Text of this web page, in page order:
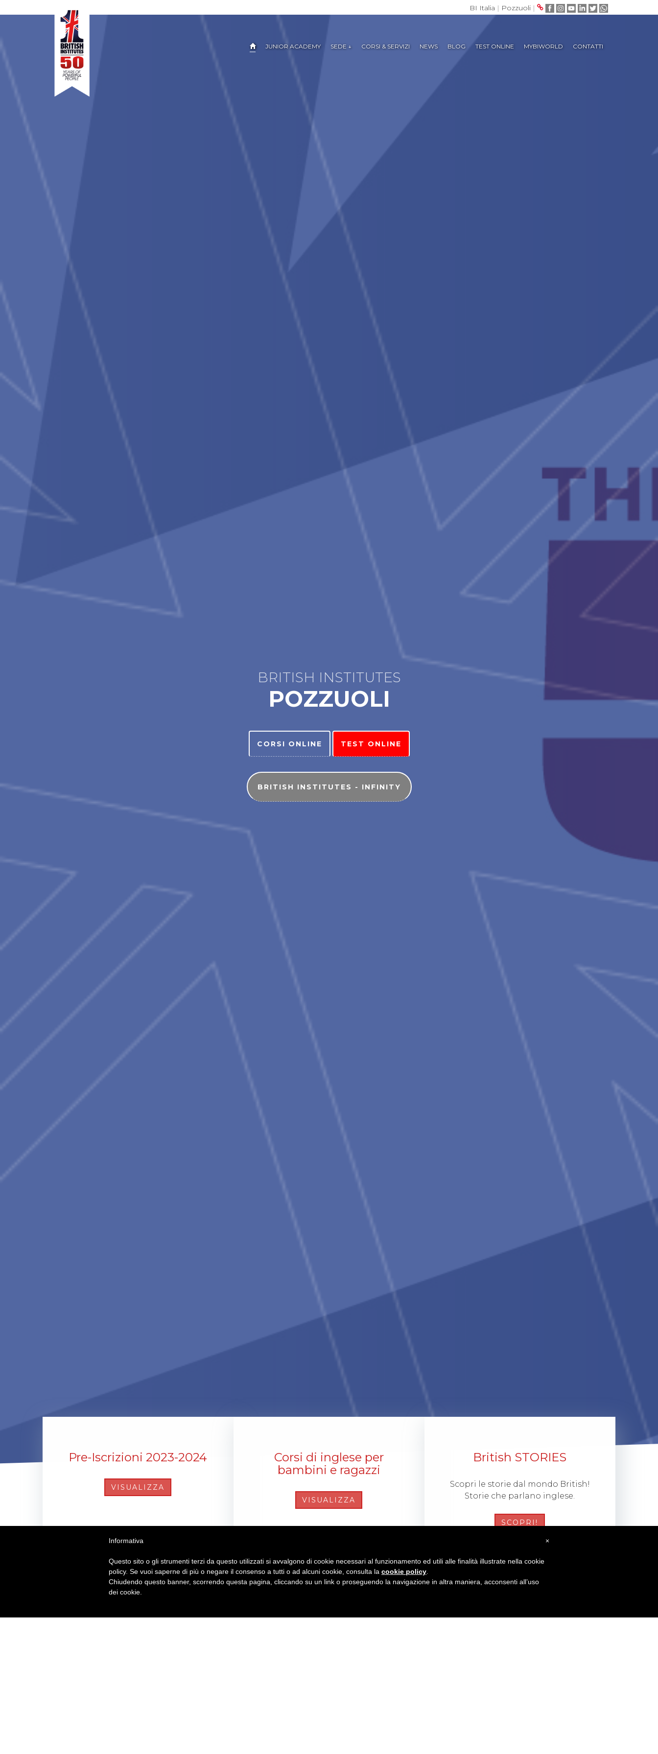
BI Italia | Pozzuoli |
JUNIOR ACADEMY SEDE ↓ CORSI & SERVIZI NEWS BLOG TEST ONLINE MYBIWORLD CONTATTI
BRITISH INSTITUTES
POZZUOLI
CORSI ONLINE TEST ONLINE
BRITISH INSTITUTES - INFINITY
Pre-Iscrizioni 2023-2024
VISUALIZZA
Corsi di inglese per
bambini e ragazzi
VISUALIZZA
British STORIES
Scopri le storie dal mondo British!
Storie che parlano inglese.
SCOPRI!
×
Informativa
Questo sito o gli strumenti terzi da questo utilizzati si avvalgono di cookie necessari al funzionamento ed utili alle finalità illustrate nella cookie
policy. Se vuoi saperne di più o negare il consenso a tutti o ad alcuni cookie, consulta la cookie policy
Chiudendo questo banner, scorrendo questa pagina, cliccando su un link o proseguendo la navigazione in altra maniera, acconsenti all’uso
dei cookie.